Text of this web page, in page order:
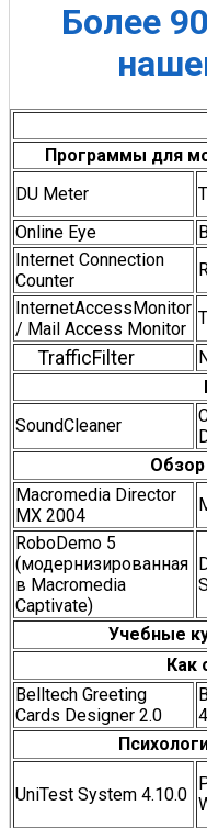
Более
Программы для
DU Meter
Online Eye
Internet Connection
Counter
InternetAccessMonitor
/ Mail Access Monitor
TrafficFilter
SoundCleaner
Обзор
Macromedia Director
MX 2004
RoboDemo 5
(модернизированная
в Macromedia
Captivate)
Учебные
Как
Belltech Greeting
Cards Designer 2.0
UniTest System 4.10.0